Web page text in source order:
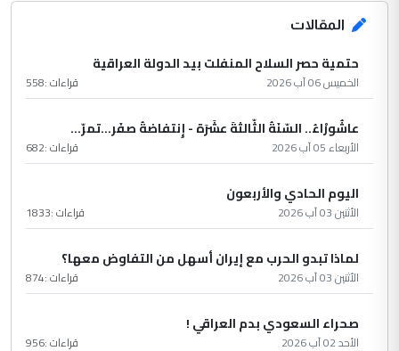
المقالات
حتمية حصر السلاح المنفلت بيد الدولة العراقية
الخميس 06 آب 2026 قراءات :558
عاشُورْاءُ.. السّنَةُ الثّالثةَ عشَرَة - إِنتفاضةُ صفَر…تمرّ...
الأربعاء 05 آب 2026 قراءات :682
اليوم الحادي والأربعون
الأثنين 03 آب 2026 قراءات :1833
لماذا تبدو الحرب مع إيران أسهل من التفاوض معها؟
الأثنين 03 آب 2026 قراءات :874
صحراء السعودي بدم العراقي !
الأحد 02 آب 2026 قراءات :956